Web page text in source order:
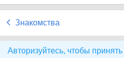
Знакомства
Авторизуйтесь, чтобы